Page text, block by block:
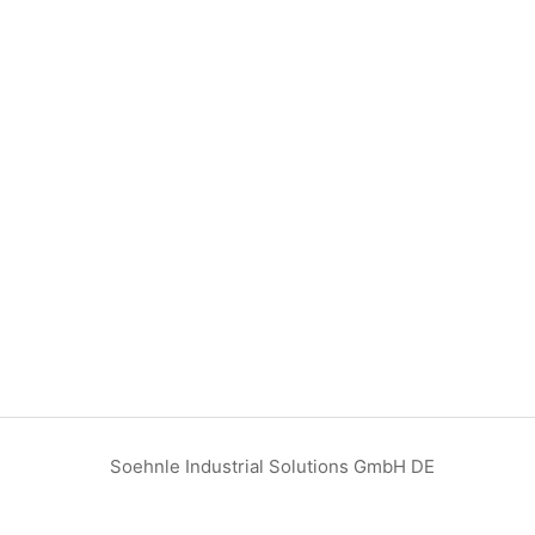
Soehnle Industrial Solutions GmbH DE